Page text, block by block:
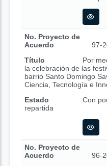
No. Proyecto de
Acuerdo
97-
Título
Por
la celebración de las
barrio Santo Domingo
Ciencia, Tecnología e
Estado
Con
repartida
No. Proyecto de
Acuerdo
96-